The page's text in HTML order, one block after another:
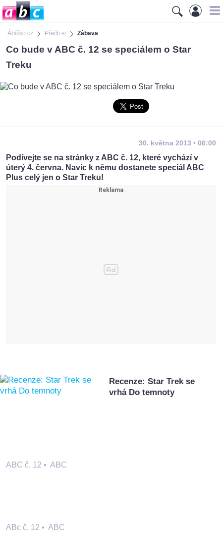
Ábíčko.cz Přečti si Zábava
Co bude v ABC č. 12 se speciálem o Star
Treku
30. května 2013 • 06:00
Podívejte se na stránky z ABC č. 12, které vychází v
úterý 4. června. Navíc k němu dostanete speciál ABC
Plus celý jen o Star Treku!
Recenze: Star Trek se
vrhá Do temnoty
ABC č. 12 • ABC
ABc č. 12 • ABC